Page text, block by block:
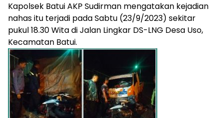
Kapolsek Batui AKP Sudirman mengatakan kejadian
nahas itu terjadi pada Sabtu (23/9/2023) sekitar
pukul 18.30 Wita di Jalan Lingkar DS-LNG Desa Uso,
Kecamatan Batui.